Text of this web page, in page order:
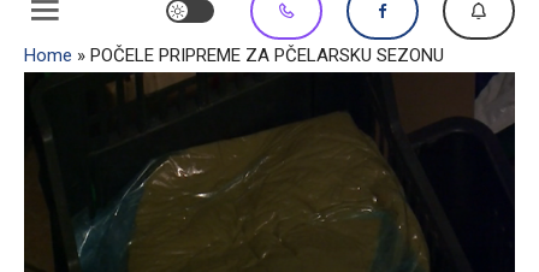
Home » POČELE PRIPREME ZA PČELARSKU SEZONU